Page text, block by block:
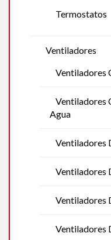
Termostatos
Ventiladores
Ventiladores
Ventiladores
Agua
Ventiladores
Ventiladores
Ventiladores
Ventiladores